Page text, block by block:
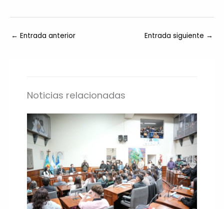
← Entrada anterior Entrada siguiente →
Noticias relacionadas